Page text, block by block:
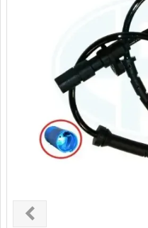
chevron_leftPrevious